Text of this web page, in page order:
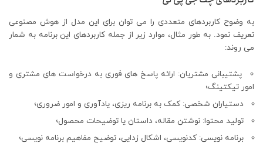
به وضوح کاربردهای متعددی را می توان برای این مدل از هوش مصنوعی
تعریف نمود. به طور مثال، موارد زیر از جمله کاربردهای این برنامه به شمار
می روند:
پشتیبانی مشتریان: ارائه پاسخ های فوری به درخواست های مشتری و
امور تیکتینگ؛
دستیاران شخصی: کمک به برنامه ریزی، یادآوری و امور ضروری؛
تولید محتوا: نوشتن مقاله، داستان یا توضیحات محصول؛
برنامه نویسی: کدنویسی، اشکال زدایی، توضیح مفاهیم برنامه نویسی؛